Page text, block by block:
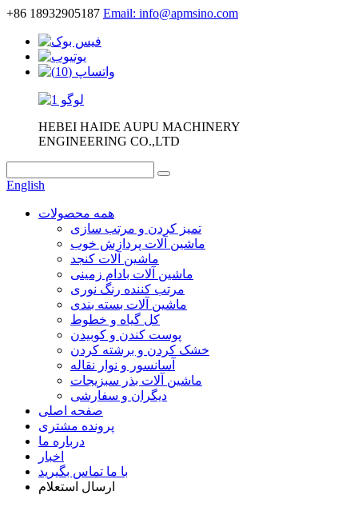
+86 18932905187 Email: info@apmsino.com
HEBEI HAIDE AUPU MACHINERY
ENGINEERING CO.,LTD
English
همه محصولات
تمیز کردن و مرتب سازی
ماشین آلات پردازش خوب
ماشین آلات کنجد
ماشین آلات بادام زمینی
مرتب کننده رنگ نوری
ماشین آلات بسته بندی
کل گیاه و خطوط
پوست کندن و کوبیدن
خشک کردن و برشته کردن
آسانسور و نوار نقاله
ماشین آلات بذر سبزیجات
دیگران و سفارشی
صفحه اصلی
پرونده مشتری
درباره ما
اخبار
با ما تماس بگیرید
ارسال استعلام